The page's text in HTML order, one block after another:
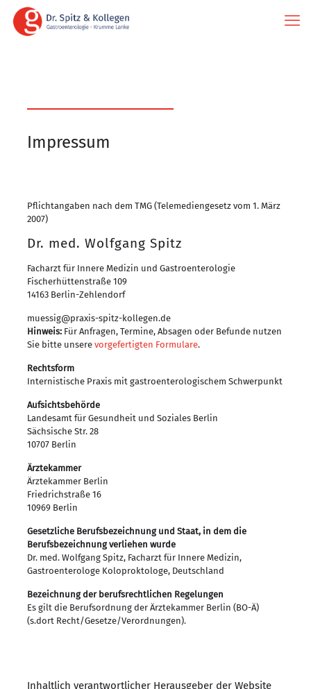
Impressum
Pflichtangaben nach dem TMG (Telemediengesetz vom 1. März
2007)
Dr. med. Wolfgang Spitz
Facharzt für Innere Medizin und Gastroenterologie
Fischerhüttenstraße 109
14163 Berlin-Zehlendorf
muessig@praxis-spitz-kollegen.de
Hinweis:Für Anfragen, Termine, Absagen oder Befunde nutzen
Sie bitte unsere vorgefertigten Formulare.
Rechtsform
Internistische Praxis mit gastroenterologischem Schwerpunkt
Aufsichtsbehörde
Landesamt für Gesundheit und Soziales Berlin
Sächsische Str. 28
10707 Berlin
Ärztekammer
Ärztekammer Berlin
Friedrichstraße 16
10969 Berlin
Gesetzliche Berufsbezeichnung und Staat, in dem die
Berufsbezeichnung verliehen wurde
Dr. med. Wolfgang Spitz, Facharzt für Innere Medizin,
Gastroenterologe Koloproktologe, Deutschland
Bezeichnung der berufsrechtlichen Regelungen
Es gilt die Berufsordnung der Ärztekammer Berlin (BO-Ä)
(s.dort Recht/Gesetze/Verordnungen).
Inhaltlich verantwortlicher Herausgeber der Website